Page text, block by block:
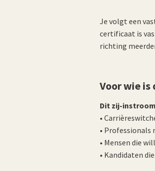
Je volgt een
certificaat is
richting
Voor wie
Dit zij-
•
• Professionals
• Mensen die
• Kandidaten